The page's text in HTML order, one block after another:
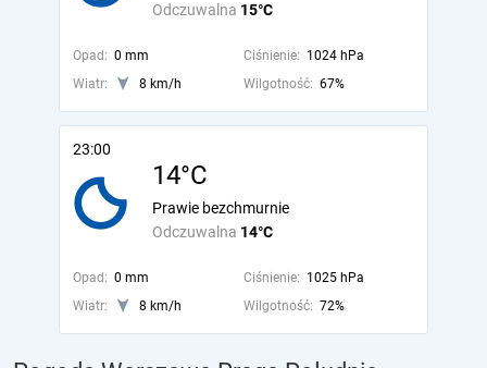
Odczuwalna 15°C
Opad: 0 mm Ciśnienie: 1024 hPa
Wiatr:
8 km/h Wilgotność: 67%
23:00
14°C
Odczuwalna 14°C
Prawie bezchmurnie
Opad: 0 mm Ciśnienie: 1025 hPa
Wiatr:
8 km/h Wilgotność: 72%